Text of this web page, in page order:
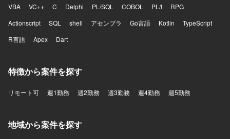
VBA
VC++ C Delphi PL/SQL COBOL PL/I
RPG
Actionscript
SQL shell アセンブラ Go言語 Kotlin
TypeScript
R言語
Apex Dart
特徴から案件を探す
リモート可 週1勤務 週2勤務 週3勤務 週4勤務 週5勤務
地域から案件を探す